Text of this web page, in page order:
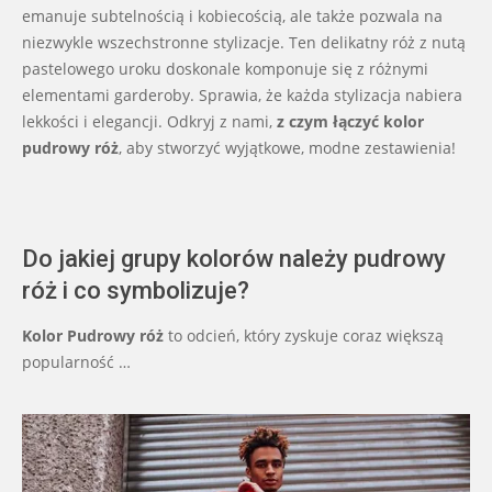
emanuje subtelnością i kobiecością, ale także pozwala na
niezwykle wszechstronne stylizacje. Ten delikatny róż z nutą
pastelowego uroku doskonale komponuje się z różnymi
elementami garderoby. Sprawia, że każda stylizacja nabiera
lekkości i elegancji. Odkryj z nami, z czym łączyć kolor
pudrowy róż, aby stworzyć wyjątkowe, modne zestawienia!
Do jakiej grupy kolorów należy pudrowy
róż i co symbolizuje?
Kolor Pudrowy róż to odcień, który zyskuje coraz większą
popularność …